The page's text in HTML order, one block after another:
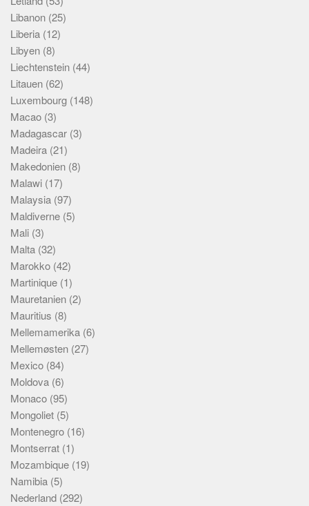
Libanon (25)
Liberia (12)
Libyen (8)
Liechtenstein (44)
Litauen (62)
Luxembourg (148)
Macao (3)
Madagascar (3)
Madeira (21)
Makedonien (8)
Malawi (17)
Malaysia (97)
Maldiverne (5)
Mali (3)
Malta (32)
Marokko (42)
Martinique (1)
Mauretanien (2)
Mauritius (8)
Mellemamerika (6)
Mellemøsten (27)
Mexico (84)
Moldova (6)
Monaco (95)
Mongoliet (5)
Montenegro (16)
Montserrat (1)
Mozambique (19)
Namibia (5)
Nederland (292)